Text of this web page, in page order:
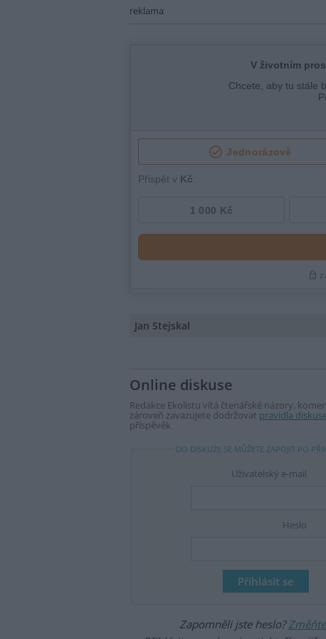
reklama
Jan Stejskal
Online diskuse
Redakce Ekolistu vítá čtenářské názory,
zároveň zavazujete dodržovat pravidla
příspěvěk
DO DISKUZE SE MŮŽETE ZAPOJIT PO
Uživatelský e-mail
Heslo
Zapomněli jste heslo?